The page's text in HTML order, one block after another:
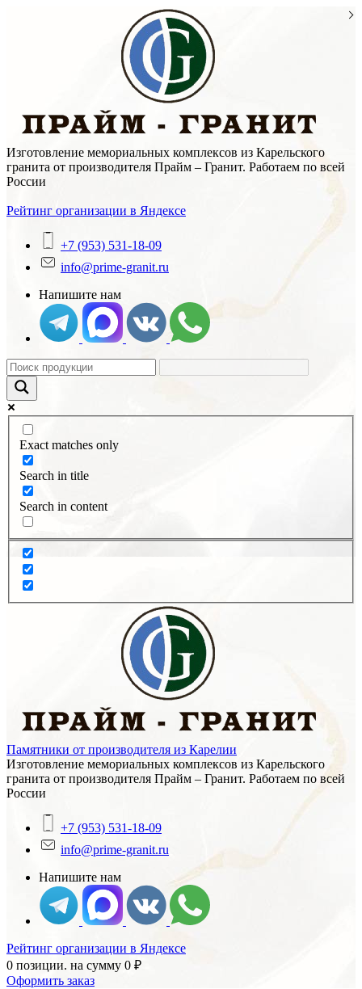
Изготовление мемориальных комплексов из Карельского
гранита от производителя Прайм – Гранит. Работаем по всей
России
Рейтинг организации в Яндексе
+7 (953) 531-18-09
info@prime-granit.ru
Напишите нам
Exact matches only
Search in title
Search in content
Памятники от производителя из Карелии
Изготовление мемориальных комплексов из Карельского
гранита от производителя Прайм – Гранит. Работаем по всей
России
+7 (953) 531-18-09
info@prime-granit.ru
Напишите нам
Рейтинг организации в Яндексе
0 позиции. на сумму 0 ₽
Оформить заказ